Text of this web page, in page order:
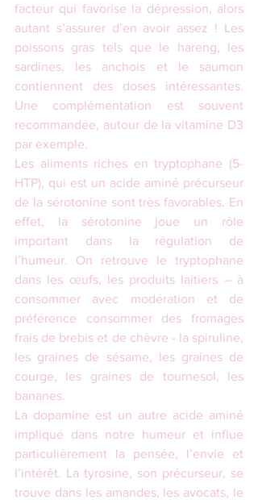
facteur qui favorise la dépression, alors
autant s’assurer d’en avoir assez ! Les
poissons gras tels que le hareng, les
sardines, les anchois et le saumon
contiennent des doses intéressantes.
Une complémentation est souvent
recommandée, autour de la vitamine D3
par exemple.
Les aliments riches en tryptophane (5-
HTP), qui est un acide aminé précurseur
de la sérotonine sont très favorables. En
effet, la sérotonine joue un rôle
important dans la régulation de
l’humeur. On retrouve le tryptophane
dans les œufs, les produits laitiers – à
consommer avec modération et de
préférence consommer des fromages
frais de brebis et de chèvre - la spiruline,
les graines de sésame, les graines de
courge, les graines de tournesol, les
bananes.
La dopamine est un autre acide aminé
impliqué dans notre humeur et influe
particulièrement la pensée, l’envie et
l’intérêt. La tyrosine, son précurseur, se
trouve dans les amandes, les avocats, le